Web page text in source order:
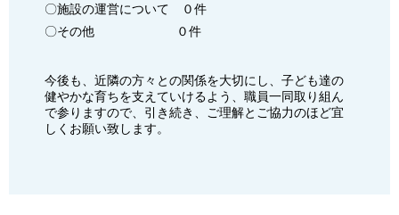
〇施設の運営について ０件
〇その他 ０件
今後も、近隣の方々との関係を大切にし、子ども達の
健やかな育ちを支えていけるよう、職員一同取り組ん
で参りますので、引き続き、ご理解とご協力のほど宜
しくお願い致します。